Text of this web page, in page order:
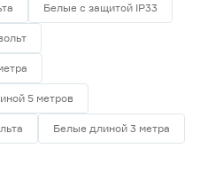
Белые с защитой IP33
5 метров
Белые длиной 3 метра